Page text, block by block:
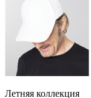
Летняя коллекция